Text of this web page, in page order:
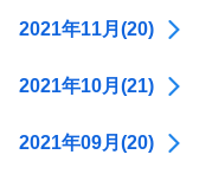
2021年11月(20)
2021年10月(21)
2021年09月(20)